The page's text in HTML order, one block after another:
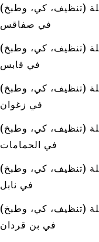
(تنظيف، كي، وطبخ)
في صفاقس
(تنظيف، كي، وطبخ)
في قابس
(تنظيف، كي، وطبخ)
في زغوان
(تنظيف، كي، وطبخ)
في الحمامات
(تنظيف، كي، وطبخ)
في نابل
(تنظيف، كي، وطبخ)
في بن قردان